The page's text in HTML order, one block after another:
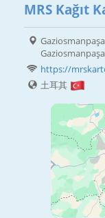
MRS Kağıt
https://
土耳其